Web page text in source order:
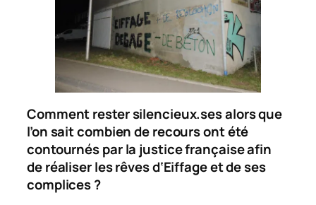
Comment rester silencieux.ses alors que
l’on sait combien de recours ont été
contournés par la justice française afin
de réaliser les rêves d‘Eiffage et de ses
complices ?